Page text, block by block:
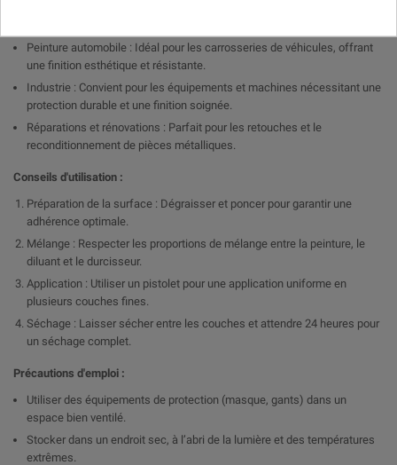
Peinture automobile : Idéal pour les carrosseries de véhicules, offrant
une finition esthétique et résistante.
Industrie : Convient pour les équipements et machines nécessitant une
protection durable et une finition soignée.
Réparations et rénovations : Parfait pour les retouches et le
reconditionnement de pièces métalliques.
Conseils d'utilisation :
Préparation de la surface : Dégraisser et poncer pour garantir une
adhérence optimale.
Mélange : Respecter les proportions de mélange entre la peinture, le
diluant et le durcisseur.
Application : Utiliser un pistolet pour une application uniforme en
plusieurs couches fines.
Séchage : Laisser sécher entre les couches et attendre 24 heures pour
un séchage complet.
Précautions d'emploi :
Utiliser des équipements de protection (masque, gants) dans un
espace bien ventilé.
Stocker dans un endroit sec, à l’abri de la lumière et des températures
extrêmes.